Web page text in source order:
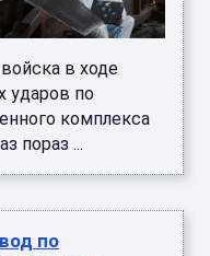
в ходе
ударов по
комплекса
пораз ...
по